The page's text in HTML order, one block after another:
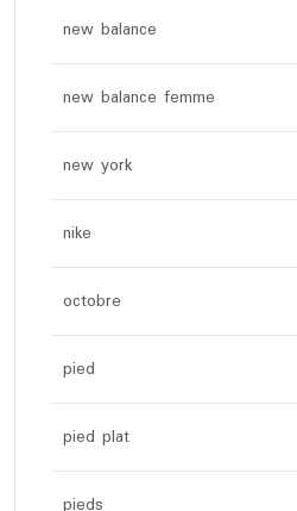
new balance
new balance femme
new york
nike
octobre
pied
pied plat
pieds